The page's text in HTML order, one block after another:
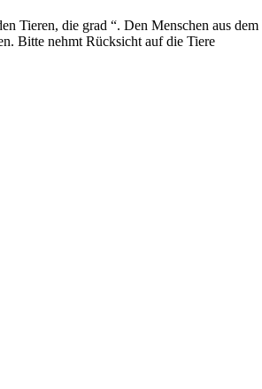
Tieren, die grad “. Den Menschen aus
Bitte nehmt Rücksicht auf die Tiere